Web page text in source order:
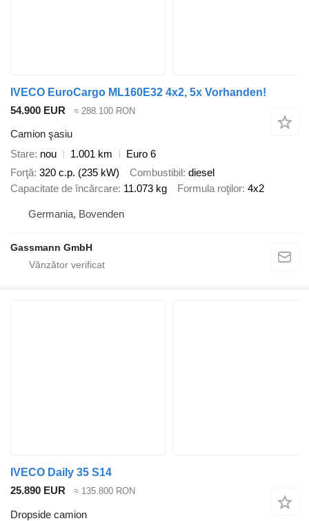
IVECO EuroCargo ML160E32 4x2, 5x Vorhanden!
54.900 EUR
≈ 288.100 RON
Camion şasiu
Stare nou 1.001 km
Euro 6
Forţă 320 c.p. (235 kW) Combustibil diesel
Capacitate de încărcare 11.073 kg Formula roţilor 4x2
Germania, Bovenden
Gassmann GmbH
IVECO Daily 35 S14
25.890 EUR
≈ 135.800 RON
Dropside camion